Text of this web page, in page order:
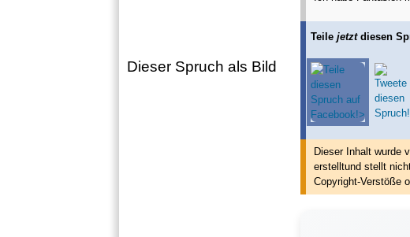
Dieser Spruch als Bild
Teile jetztdiesen
Dieser Inhalt wurde
erstelltund stellt
Copyright-Verstöße